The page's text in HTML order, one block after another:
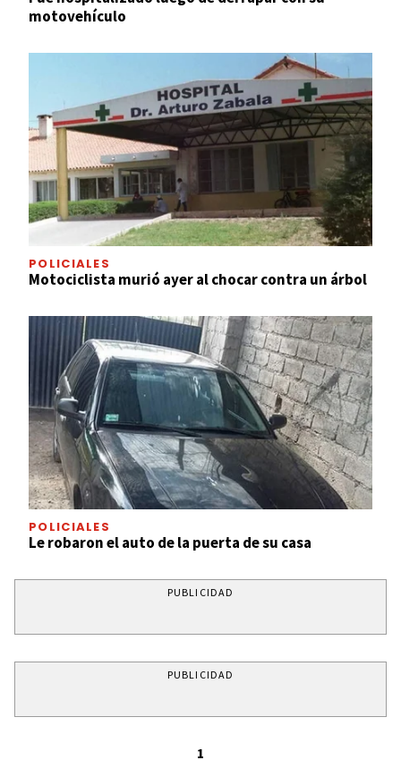
motovehículo
POLICIALES
Motociclista murió ayer al chocar contra un árbol
POLICIALES
Le robaron el auto de la puerta de su casa
PUBLICIDAD
PUBLICIDAD
1